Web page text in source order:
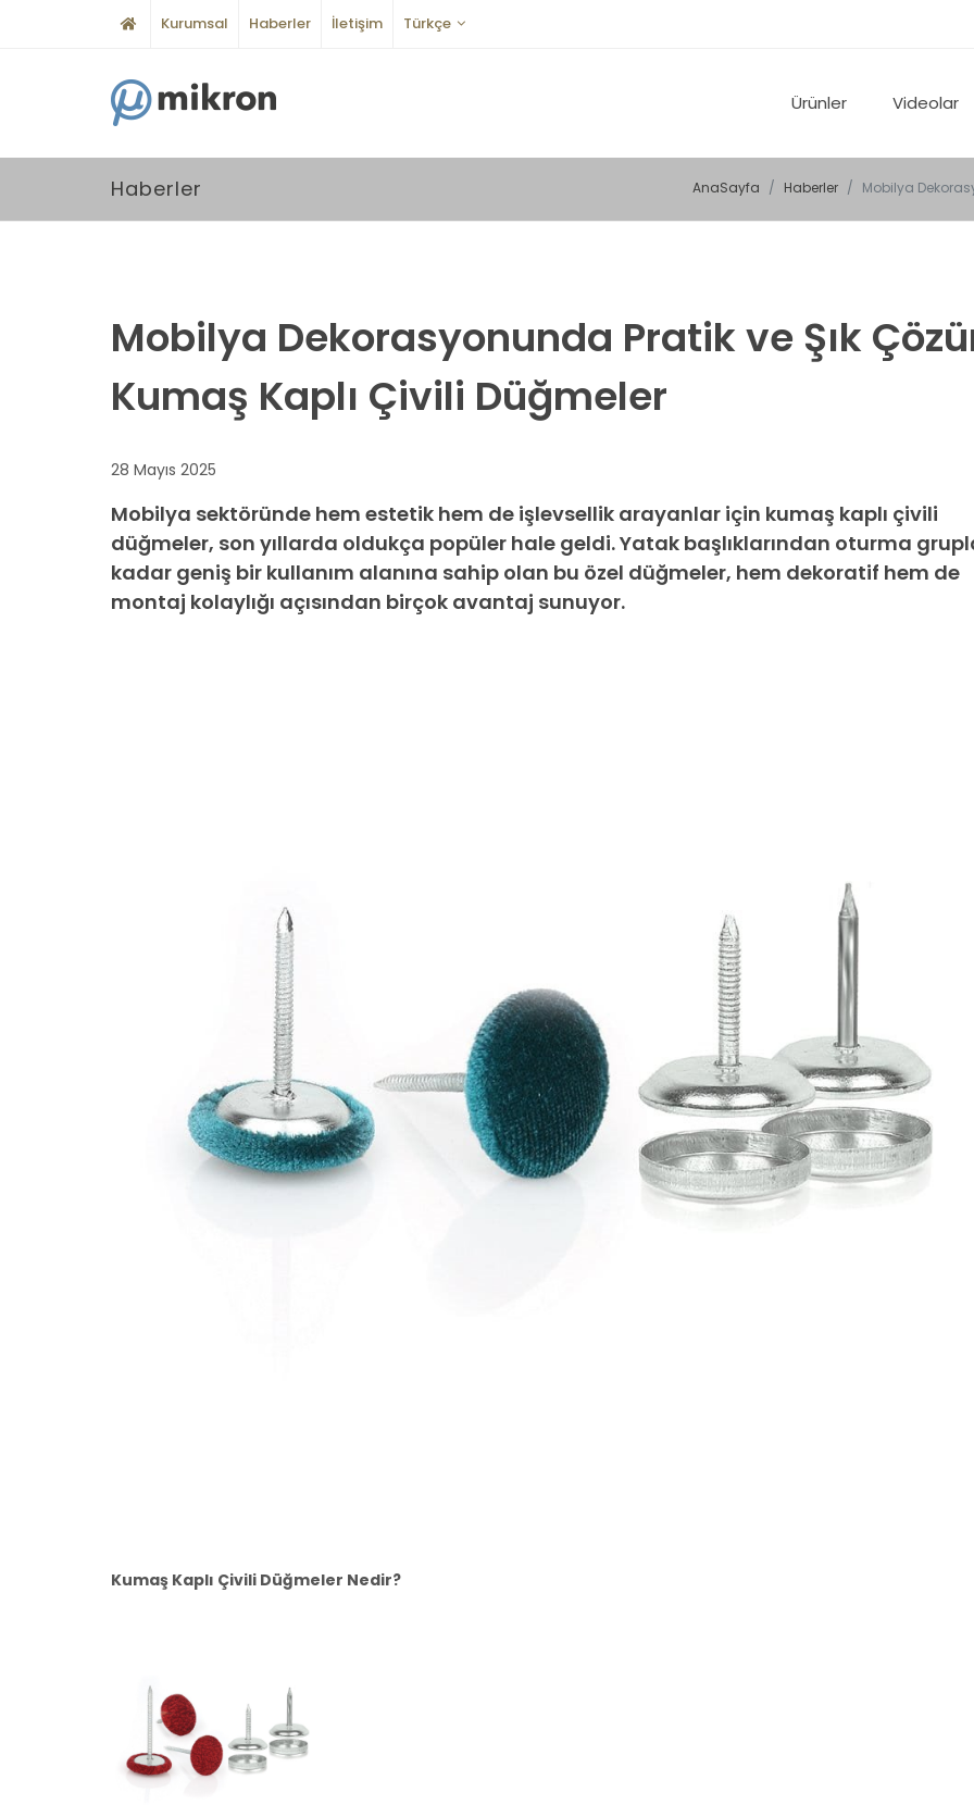
Kurumsal Haberler İletişim Türkçe
Ürünler Videolar
Haberler AnaSayfa Haberler Mobilya
Mobilya Dekorasyonunda Pratik ve Şık
Kumaş Kaplı Çivili Düğmeler
28 Mayıs 2025
Mobilya sektöründe hem estetik hem de işlevsellik arayanlar için kumaş kaplı çivili
düğmeler, son yıllarda oldukça popüler hale geldi. Yatak başlıklarından oturma
kadar geniş bir kullanım alanına sahip olan bu özel düğmeler, hem dekoratif hem de
montaj kolaylığı açısından birçok avantaj sunuyor.
Kumaş Kaplı Çivili Düğmeler Nedir?